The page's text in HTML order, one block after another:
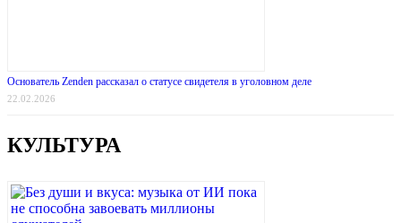
Основатель Zenden рассказал о статусе свидетеля в уголовном деле
22.02.2026
КУЛЬТУРА